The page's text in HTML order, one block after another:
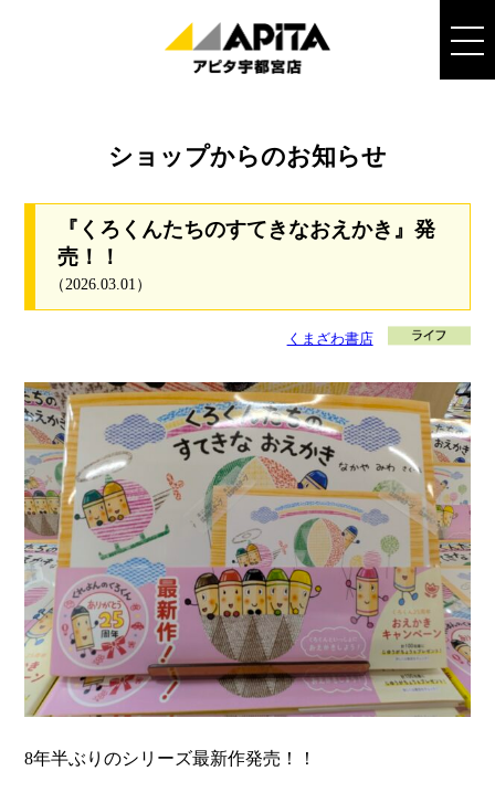
ショップからのお知らせ
『くろくんたちのすてきなおえかき』発
売！！
（2026.03.01）
くまざわ書店
8年半ぶりのシリーズ最新作発売！！